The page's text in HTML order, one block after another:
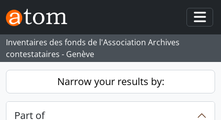
Skip to main content
Inventaires des fonds de l'Association Archives
contestataires - Genève
Narrow your results by:
Part of